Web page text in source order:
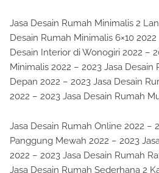
Jasa Desain Rumah Minimalis 2
Desain Rumah Minimalis 6×10
Desain Interior di Wonogiri 2022 –
Minimalis 2022 – 2023 Jasa
Depan 2022 – 2023 Jasa Desain
2022 – 2023 Jasa Desain Rumah
Jasa Desain Rumah Online 2022 –
Panggung Mewah 2022 – 2023
2022 – 2023 Jasa Desain Rumah
Jasa Desain Rumah Sederhana 2